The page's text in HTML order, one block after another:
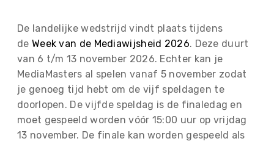
De landelijke wedstrijd vindt plaats tijdens
de Week van de Mediawijsheid 2026. Deze duurt
van 6 t/m 13 november 2026. Echter kan je
MediaMasters al spelen vanaf 5 november zodat
je genoeg tijd hebt om de vijf speldagen te
doorlopen. De vijfde speldag is de finaledag en
moet gespeeld worden vóór 15:00 uur op vrijdag
13 november. De finale kan worden gespeeld als